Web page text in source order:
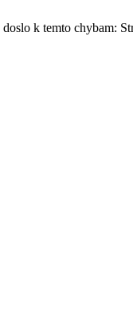
k temto chybam: